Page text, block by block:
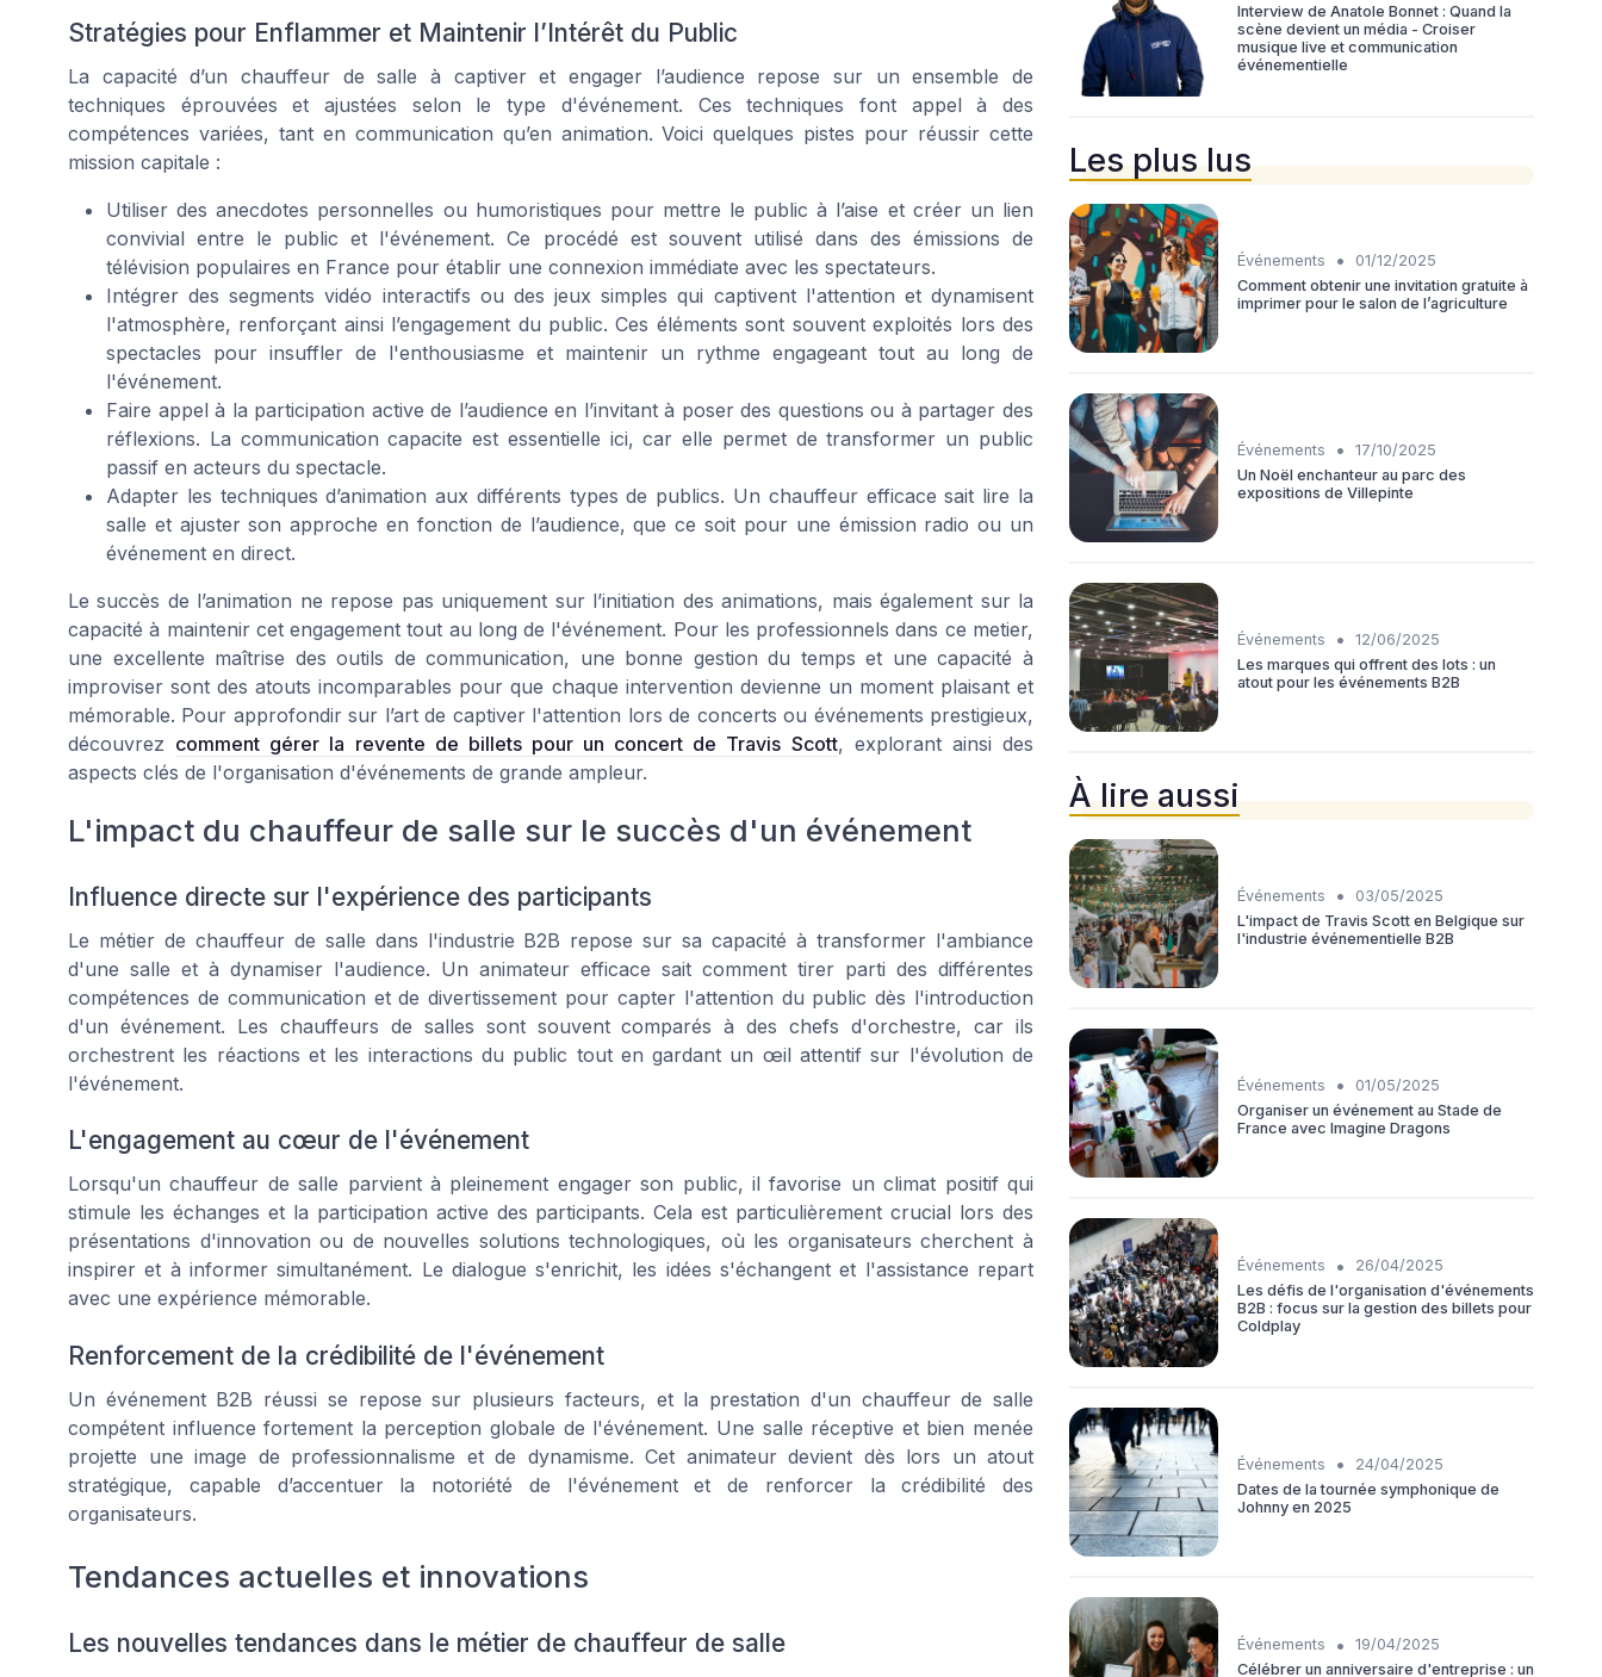
Stratégies pour Enflammer et Maintenir l’Intérêt du Public
La capacité d’un chauffeur de salle à captiver et engager l’audience repose sur un ensemble de
techniques éprouvées et ajustées selon le type d'événement. Ces techniques font appel à des
compétences variées, tant en communication qu’en animation. Voici quelques pistes pour réussir cette
mission capitale :
Utiliser des anecdotes personnelles ou humoristiques pour mettre le public à l’aise et créer un lien
convivial entre le public et l'événement. Ce procédé est souvent utilisé dans des émissions de
télévision populaires en France pour établir une connexion immédiate avec les spectateurs.
Intégrer des segments vidéo interactifs ou des jeux simples qui captivent l'attention et dynamisent
l'atmosphère, renforçant ainsi l’engagement du public. Ces éléments sont souvent exploités lors des
spectacles pour insuffler de l'enthousiasme et maintenir un rythme engageant tout au long de
l'événement.
Faire appel à la participation active de l’audience en l’invitant à poser des questions ou à partager des
réflexions. La communication capacite est essentielle ici, car elle permet de transformer un public
passif en acteurs du spectacle.
Adapter les techniques d’animation aux différents types de publics. Un chauffeur efficace sait lire la
salle et ajuster son approche en fonction de l’audience, que ce soit pour une émission radio ou un
événement en direct.
Le succès de l’animation ne repose pas uniquement sur l’initiation des animations, mais également sur la
capacité à maintenir cet engagement tout au long de l'événement. Pour les professionnels dans ce metier,
une excellente maîtrise des outils de communication, une bonne gestion du temps et une capacité à
improviser sont des atouts incomparables pour que chaque intervention devienne un moment plaisant et
mémorable. Pour approfondir sur l’art de captiver l'attention lors de concerts ou événements prestigieux,
découvrez comment gérer la revente de billets pour un concert de Travis Scott, explorant ainsi des
aspects clés de l'organisation d'événements de grande ampleur.
L'impact du chauffeur de salle sur le succès d'un événement
Influence directe sur l'expérience des participants
Le métier de chauffeur de salle dans l'industrie B2B repose sur sa capacité à transformer l'ambiance
d'une salle et à dynamiser l'audience. Un animateur efficace sait comment tirer parti des différentes
compétences de communication et de divertissement pour capter l'attention du public dès l'introduction
d'un événement. Les chauffeurs de salles sont souvent comparés à des chefs d'orchestre, car ils
orchestrent les réactions et les interactions du public tout en gardant un œil attentif sur l'évolution de
l'événement.
L'engagement au cœur de l'événement
Lorsqu'unchauffeur de salle parvient à pleinement engager son public, il favorise un climat positif qui
stimule les échanges et la participation active des participants. Cela est particulièrement crucial lors des
présentations d'innovation ou de nouvelles solutions technologiques, où les organisateurs cherchent à
inspirer et à informer simultanément. Le dialogue s'enrichit, les idées s'échangent et l'assistance repart
avec une expérience mémorable.
Renforcement de la crédibilité de l'événement
Un événement B2B réussi se repose sur plusieurs facteurs, et la prestation d'un chauffeur de salle
compétent influence fortement la perception globale de l'événement. Une salle réceptive et bien menée
projette une image de professionnalisme et de dynamisme. Cet animateurdevient dès lors un atout
stratégique, capable d’accentuer la notoriété de l'événement et de renforcer la crédibilité des
organisateurs.
Tendances actuelles et innovations
Les nouvelles tendances dans le métier de chauffeur de salle
Interview de Anatole Bonnet : Quand la
scène devient un média - Croiser
musique live et communication
événementielle
Les plus lus
Événements •
01/12/2025
Comment obtenir une invitation gratuite à
imprimer pour le salon de l’agriculture
Événements •
17/10/2025
Un Noël enchanteur au parc des
expositions de Villepinte
Événements •
12/06/2025
Les marques qui offrent des lots : un
atout pour les événements B2B
À lire aussi
Événements •
03/05/2025
L'impact de Travis Scott en Belgique sur
l'industrie événementielle B2B
Événements •
01/05/2025
Organiser un événement au Stade de
France avec Imagine Dragons
Événements •
26/04/2025
Les défis de l'organisation d'événements
B2B : focus sur la gestion des billets pour
Coldplay
Événements •
24/04/2025
Dates de la tournée symphonique de
Johnny en 2025
Événements •
19/04/2025
Célébrer un anniversaire d'entreprise : un